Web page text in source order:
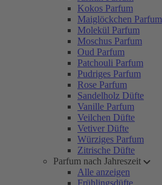
Kokos Parfum
Maiglöckchen Parfum
Molekül Parfum
Moschus Parfum
Oud Parfum
Patchouli Parfum
Pudriges Parfum
Rose Parfum
Sandelholz Düfte
Vanille Parfum
Veilchen Düfte
Vetiver Düfte
Würziges Parfum
Zitrische Düfte
Parfum nach Jahreszeit
Alle anzeigen
Frühlingsdüfte